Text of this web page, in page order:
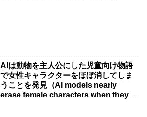
AIは動物を主人公にした児童向け物語
で女性キャラクターをほぼ消してしま
うことを発見（AI models nearly
erase female characters when they